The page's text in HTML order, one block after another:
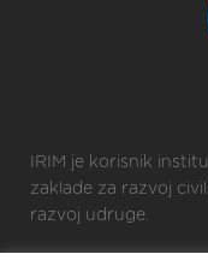
IRIM je korisnik
zaklade za razvoj
razvoj udruge.